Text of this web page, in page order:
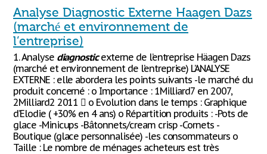
Analyse Diagnostic Externe Haagen Dazs
(marché et environnement de
l’entreprise)
1. Analyse diagnosticexterne de l’entreprise Häagen Dazs
(marché et environnement de l’entreprise) L’ANALYSE
EXTERNE : elle abordera les points suivants -le marché du
produit concerné : o Importance : 1Milliard7 en 2007,
2Milliard2 2011  o Evolution dans le temps : Graphique
d’Elodie ( +30% en 4 ans) o Répartition produits : -Pots de
glace -Minicups -Bâtonnets/cream crisp -Cornets -
Boutique (glace personnalisée) -les consommateurs o
Taille : Le nombre de ménages acheteurs est très